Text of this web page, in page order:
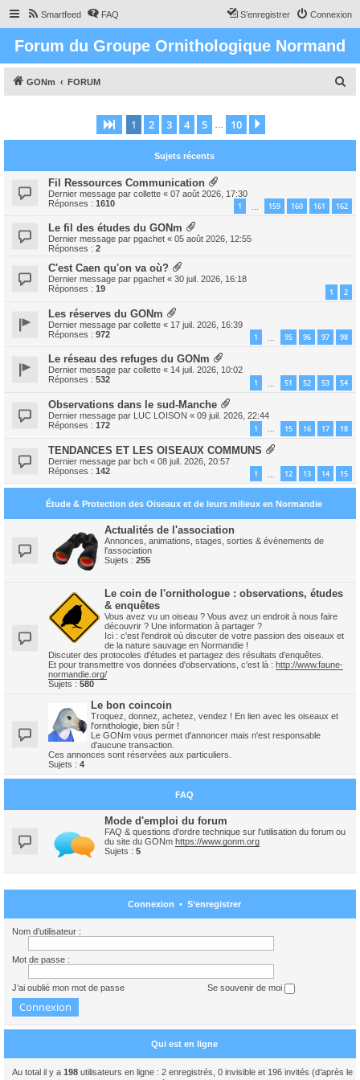
Smartfeed FAQ Connexion
S’enregistrer
Forum du Groupe Ornithologique Normand
GONm FORUM
h
c
h
Page 1sur10
1 2 3 4 5 10
Sujets récents
Fil Ressources Communication
Dernier message par collette « 07 août 2026, 17:30
Réponses : 1610 1 159 160 161 162
Le fil des études du GONm
Dernier message par pgachet « 05 août 2026, 12:55
Réponses : 2
C'est Caen qu'on va où?
Dernier message par pgachet « 30 juil. 2026, 16:18
Réponses : 19 1 2
Les réserves du GONm
Dernier message par collette « 17 juil. 2026, 16:39
Réponses : 972 1 95 96 97 98
Le réseau des refuges du GONm
Dernier message par collette « 14 juil. 2026, 10:02
Réponses : 532 1 51 52 53 54
Observations dans le sud-Manche
Dernier message par LUC LOISON « 09 juil. 2026, 22:44
Réponses : 172 1 … 15 16 17 18
TENDANCES ET LES OISEAUX COMMUNS
Dernier message par bch « 08 juil. 2026, 20:57
Réponses : 142 1 12 13 14 15
Étude & Protection des Oiseaux et de leurs milieux en Normandie
Actualités de l'association
Annonces, animations, stages, sorties & évènements de
l'association
Sujets : 255
Le coin de l'ornithologue : observations, études
& enquêtes
Vous avez vu un oiseau ? Vous avez un endroit à nous faire
découvrir ? Une information à partager ?
Ici : c'est l'endroit où discuter de votre passion des oiseaux et
de la nature sauvage en Normandie !
Discuter des protocoles d'études et partagez des résultats d'enquêtes.
Et pour transmettre vos données d'observations, c'est là : http://www.faune-
normandie.org/
Sujets : 580
Le bon coincoin
Troquez, donnez, achetez, vendez ! En lien avec les oiseaux et
l'ornithologie, bien sûr !
Le GONm vous permet d'annoncer mais n'est responsable
d'aucune transaction.
Ces annonces sont réservées aux particuliers.
Sujets : 4
FAQ
Mode d'emploi du forum
FAQ & questions d'ordre technique sur l'utilisation du forum ou
du site du GONm https://www.gonm.org
Sujets : 5
Connexion • S’enregistrer
Nom d’utilisateur :
Mot de passe :
J’ai oublié mon mot de passe Se souvenir de moi
Qui est en ligne
Au total il y a 198 utilisateurs en ligne : 2 enregistrés, 0 invisible et 196 invités (d’après le